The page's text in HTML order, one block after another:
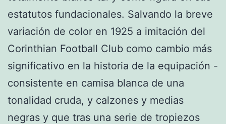
estatutos fundacionales. Salvando la breve
variación de color en 1925 a imitación del
Corinthian Football Club como cambio más
significativo en la historia de la equipación -
consistente en camisa blanca de una
tonalidad cruda, y calzones y medias
negras y que tras una serie de tropiezos